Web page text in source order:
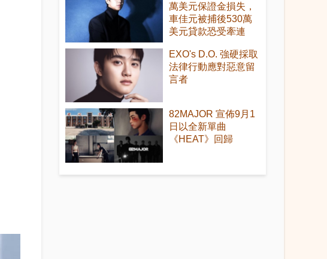
萬美元保證金損失，
車佳元被捕後530萬
美元貸款恐受牽連
EXO's D.O. 強硬採取
法律行動應對惡意留
言者
82MAJOR 宣佈9月1
日以全新單曲
《HEAT》回歸